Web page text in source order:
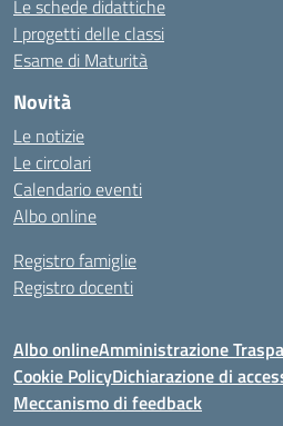
Le schede didattiche
I progetti delle classi
Esame di Maturità
Novità
Le notizie
Le circolari
Calendario eventi
Albo online
Registro famiglie
Registro docenti
Albo onlineAmministrazione
Cookie PolicyDichiarazione di
Meccanismo di feedback